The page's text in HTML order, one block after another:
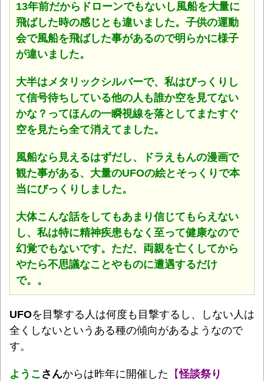
13年前だからドローンでもないし風船を大量に
飛ばした時の感じとも違いました。子供の運動
会で風船を飛ばした事があるので明らかに様子
が違いました。
大半はメタリックシルバーで、私はびっくりし
て信号待ちしている他の人も誰か空を見てない
かな？ってほんの一瞬視線を落としてまたすぐ
空を見たら全て消えてました。
風船なら見えるはずだし、ドラえもんの漫画で
観た事がある、大量のUFOの絵とそっくりで本
当にびっくりしました。
大体こんな話をしてもあまり信じてもらえない
し、私は特に精神疾患もなく至って健康なので
幻覚でもないです。ただ、両親を亡くしてから
やたら不思議なことやものに遭遇するだけ
で。。
UFOを目撃する人は何度も目撃するし、しない人は
全くしないというある種の傾向があるようなので
す。
ようこ さんからは昨年に開催した 【怪談祭り